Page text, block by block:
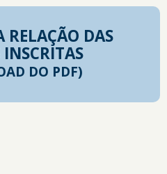
RELAÇÃO DAS
DO PDF)